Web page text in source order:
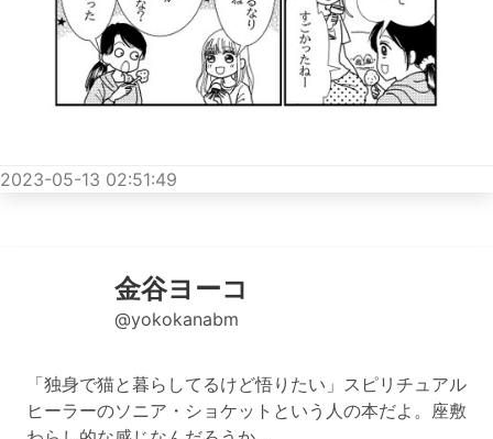
2023-05-13 02:51:49
金谷ヨーコ
@yokokanabm
「独身で猫と暮らしてるけど悟りたい」スピリチュアル
ヒーラーのソニア・ショケットという人の本だよ。座敷